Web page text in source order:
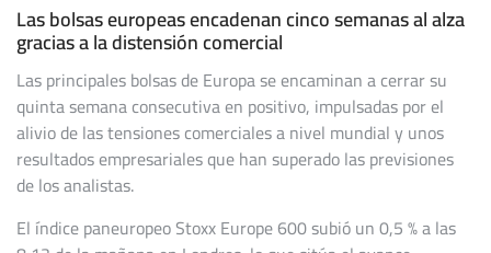
Las bolsas europeas encadenan cinco semanas al alza
gracias a la distensión comercial
Las principales bolsas de Europa se encaminan a cerrar su
quinta semana consecutiva en positivo, impulsadas por el
alivio de las tensiones comerciales a nivel mundial y unos
resultados empresariales que han superado las previsiones
de los analistas.
El índice paneuropeo Stoxx Europe 600 subió un 0,5 % a las